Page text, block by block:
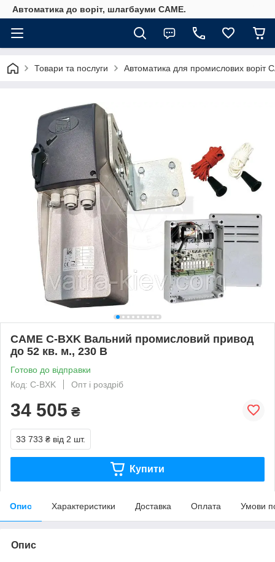
Автоматика до воріт, шлагбауми CAME.
Товари та послуги Автоматика для промислових воріт
CAME C-BXK Вальний промисловий привод
до 52 кв. м., 230 В
Готово до відправки
Код: C-BXK
Опт і роздріб
34 505 ₴
33 733 ₴ від 2 шт.
Купити
Опис Характеристики Доставка Оплата Умови
Опис